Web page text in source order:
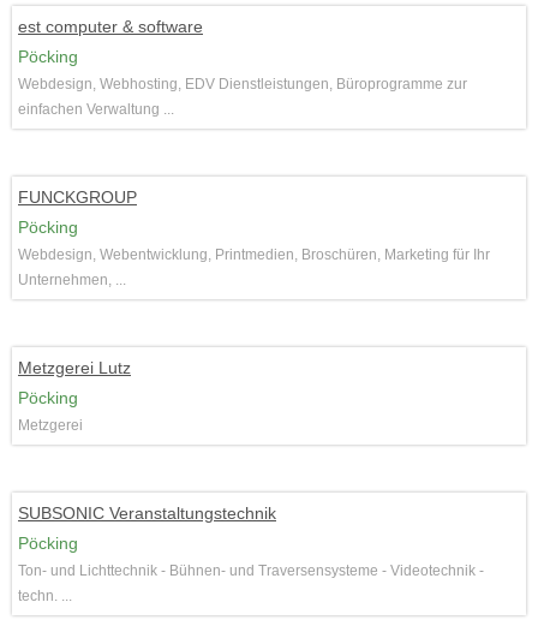
est computer & software
Pöcking
Webdesign, Webhosting, EDV Dienstleistungen, Büroprogramme zur
einfachen Verwaltung ...
FUNCKGROUP
Pöcking
Webdesign, Webentwicklung, Printmedien, Broschüren, Marketing für Ihr
Unternehmen, ...
Metzgerei Lutz
Pöcking
Metzgerei
SUBSONIC Veranstaltungstechnik
Pöcking
Ton- und Lichttechnik - Bühnen- und Traversensysteme - Videotechnik -
techn. ...